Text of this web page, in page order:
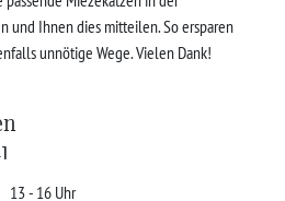
und Ihnen dies mitteilen. So ersparen
unnötige Wege. Vielen Dank!
13 - 16 Uhr